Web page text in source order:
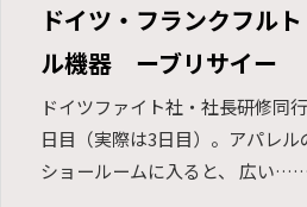
ドイツ・フランクフル
ル機器 ーブリサイー
ドイツファイト社・社長研修同
日目（実際は3日目）。アパレル
ショールームに入ると、 広い……